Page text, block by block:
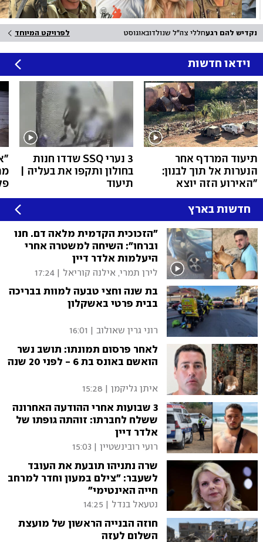
וידאו חדשות
תיעוד המרדף אחר
הנערות אל תוך לבנון:
"האירוע הזה יוצא
משליטה"
3 נערי SSQ שדדו חנות
בחולון ותקפו את בעליה |
תיעוד
חדשות בארץ
"הזכוכית הקדמית מלאה דם. חנו
וברחו": השיחה למשטרה אחרי
היעלמות אלדר דיין
לירן תמרי, אילנה קוריאל 17:24
בת שנה וחצי טבעה למוות בבריכה
בבית פרטי באשקלון
רוני גרין שאולוב 16:01
לאחר פרסום תמונתו: תושב נשר
הואשם באונס בת 6 - לפני 20 שנה
איתן גליקמן 15:28
3 שבועות אחרי ההודעה האחרונה
ששלח לחברתו: זוהתה גופתו של
אלדר דיין
רועי רובינשטיין 15:03
שרה נתניהו תובעת את העובד
לשעבר: "צילם במעון וחדר למרחב
חייה האינטימי"
נטעאל בנדל 14:25
חוזה הבנייה הראשון של מועצת
השלום לעזה